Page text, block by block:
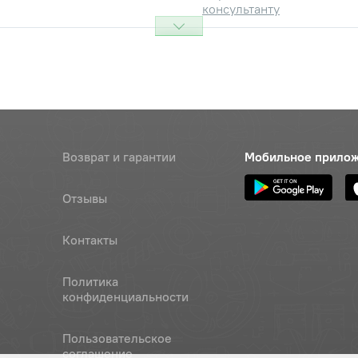
консультанту
Обратитесь к
Возврат и гарантии
Отзывы
Контакты
Политика
конфиденциальности
Пользовательское
соглашение
Мобильное